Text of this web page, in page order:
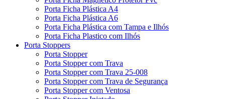
Porta Ficha Plástica A4
Porta Ficha Plástica A6
Porta Ficha Plástica com Tampa e Ilhós
Porta Ficha Plastico com Ilhós
Porta Stoppers
Porta Stopper
Porta Stopper com Trava
Porta Stopper com Trava 25-008
Porta Stopper com Trava de Segurança
Porta Stopper com Ventosa